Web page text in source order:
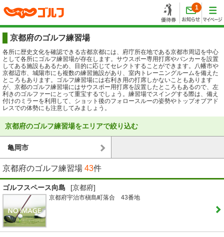
1
京都府のゴルフ練習場
各所に歴史文化を確認できる古都京都には、府庁所在地である京都市周辺を中心
として各所にゴルフ練習場が存在します。サウスポー専用打席やバンカーを設置
してある施設もあるため、目的に応じてセレクトすることができます。八幡市や
京都辺市、城陽市にも複数の練習施設があり、室内トレーニングルームを備えた
ところもあります。ゴルフ練習場には右利き用の打席しかないこともあります
が、京都のゴルフ練習場にはサウスポー用打席を設置したところもあるので、左
利きのゴルファーにとって重宝するでしょう。練習場でスイングする際は、備え
付けのミラーを利用して、ショット後のフォロースルーの姿勢やトップオブアド
レスでの体勢にも注意してみましょう。
京都府のゴルフ練習場をエリアで絞り込む
亀岡市
京都府のゴルフ練習場 43件
ゴルフスペース向島 [京都府]
京都府宇治市槇島町落合 43番地